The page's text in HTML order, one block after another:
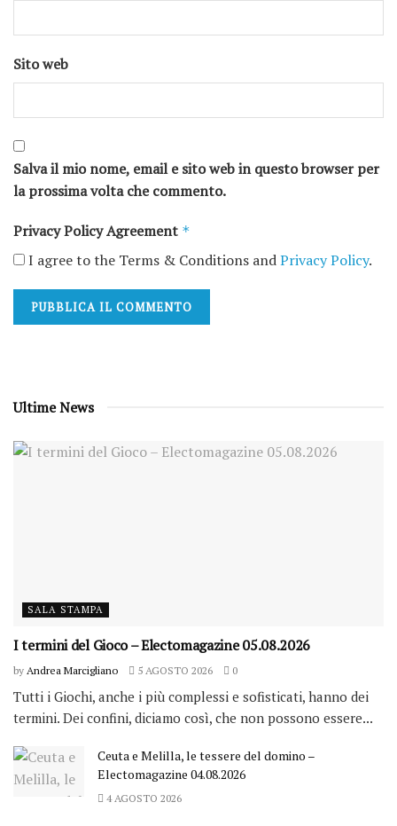
Sito web
Salva il mio nome, email e sito web in questo browser per
la prossima volta che commento.
Privacy Policy Agreement *
I agree to the Terms & Conditions andPrivacy Policy.
Ultime News
SALA STAMPA
I termini del Gioco – Electomagazine 05.08.2026
by Andrea Marcigliano 5 AGOSTO 2026 0
Tutti i Giochi, anche i più complessi e sofisticati, hanno dei
termini. Dei confini, diciamo così, che non possono essere...
Ceuta e Melilla, le tessere del domino –
Electomagazine 04.08.2026
4 AGOSTO 2026